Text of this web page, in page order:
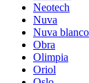
Neotech
Nuva
Nuva blanco
Obra
Olimpia
Oriol